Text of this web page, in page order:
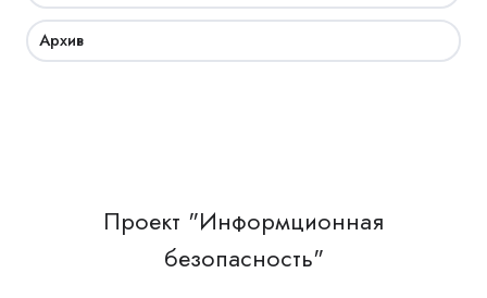
Архив
Проект "Информционная
безопасность"